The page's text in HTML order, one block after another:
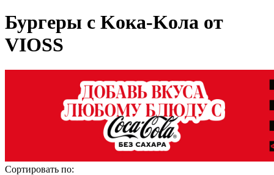
Бургеры с Kока-Kола от
VIOSS
Сортировать по: